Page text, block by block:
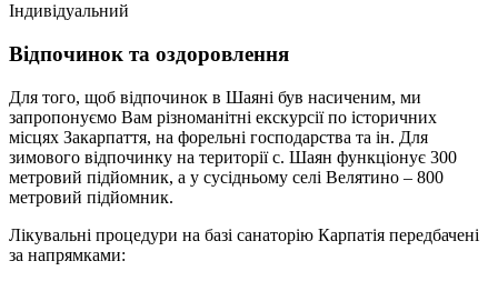
Індивідуальний
Відпочинок та оздоровлення
Для того, щоб відпочинок в Шаяні був насиченим, ми
запропонуємо Вам різноманітні екскурсії по історичних
місцях Закарпаття, на форельні господарства та ін. Для
зимового відпочинку на території с. Шаян функціонує 300
метровий підйомник, а у сусідньому селі Велятино – 800
метровий підйомник.
Лікувальні процедури на базі санаторію Карпатія передбачені
за напрямками: